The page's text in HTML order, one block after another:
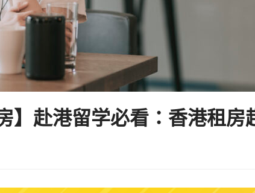
】赴港留学必看：香港租房